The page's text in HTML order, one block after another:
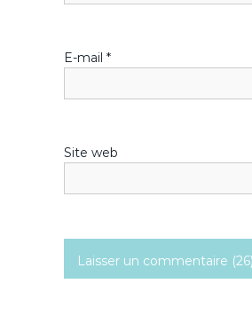
l
’
a
E-mail *
Site web